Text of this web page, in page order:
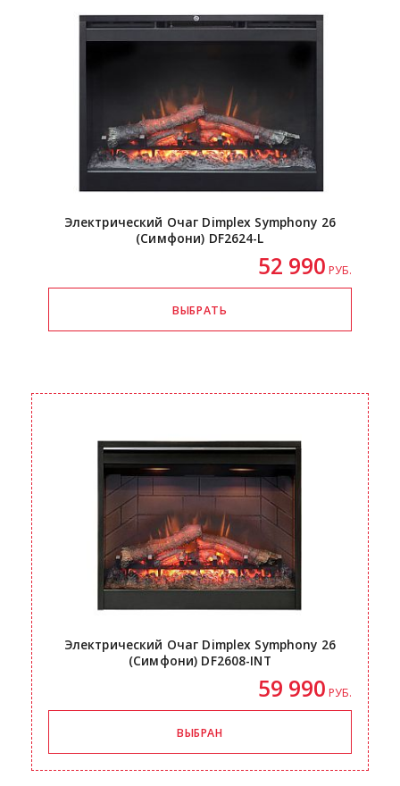
Электрический Очаг Dimplex Symphony 26
(Симфони) DF2624-L
52 990 РУБ.
Электрический Очаг Dimplex Symphony 26
(Симфони) DF2608-INT
59 990 РУБ.